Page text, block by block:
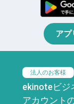
アプ
法人のお客様
ekinoteビジ
アカウント